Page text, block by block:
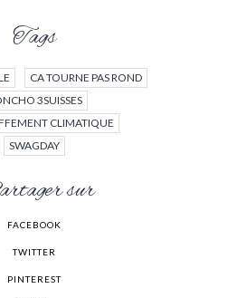
Tags
CA TOURNE PAS ROND
3SUISSES
CLIMATIQUE
SWAGDAY
sur
FACEBOOK
TWITTER
PINTEREST